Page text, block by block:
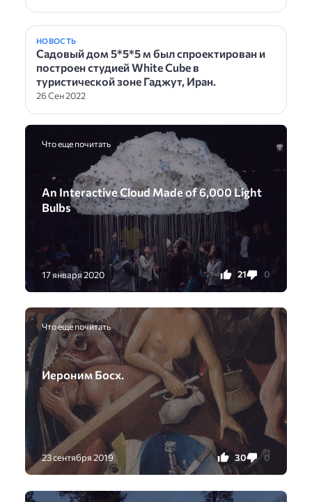
НОВОСТЬ
Садовый дом 5*5*5 м был спроектирован и
построен студией White Cube в
туристической зоне Гаджут, Иран.
26 Сен 2022
Что еще почитать
An Interactive Cloud Made of 6,000 Light
Bulbs
17 января 2020 21 0
Что еще почитать
Иероним Босх.
23 сентября 2019 30 0